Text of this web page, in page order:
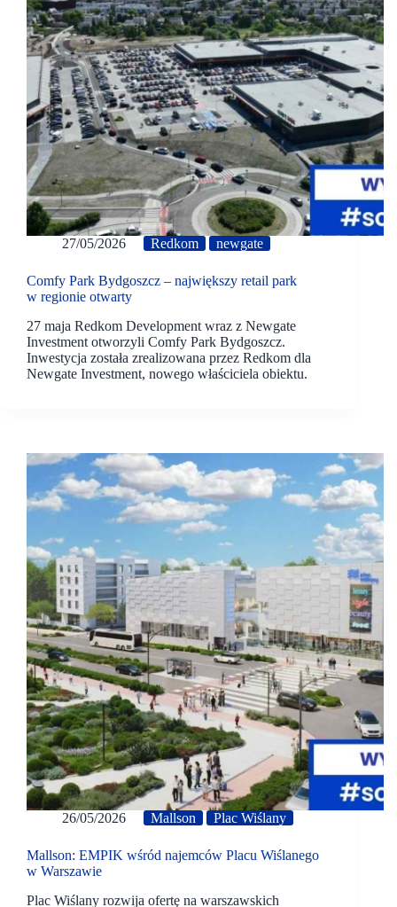
27/05/2026 Redkom newgate
Comfy Park Bydgoszcz – największy retail park
w regionie otwarty
27 maja Redkom Development wraz z Newgate
Investment otworzyli Comfy Park Bydgoszcz.
Inwestycja została zrealizowana przez Redkom dla
Newgate Investment, nowego właściciela obiektu.
26/05/2026 Mallson Plac Wiślany
Mallson: EMPIK wśród najemców Placu Wiślanego
w Warszawie
Plac Wiślany rozwija ofertę na warszawskich